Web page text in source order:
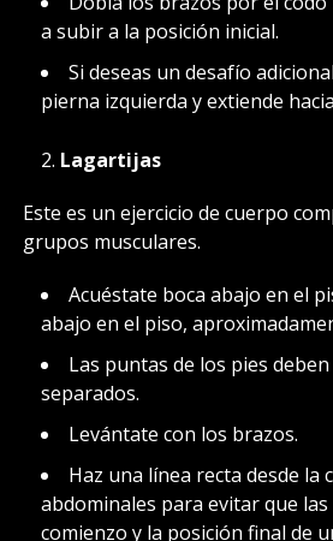
a subir a la posición inicial.
Si deseas un desafío
pierna izquierda y extiende
Lagartijas
Este es un ejercicio de cuerpo
grupos musculares.
Acuéstate boca abajo en el
abajo en el piso,
Las puntas de los pies
separados.
Levántate con los brazos.
Haz una línea recta desde la
abdominales para evitar que
comienzo y la posición final de